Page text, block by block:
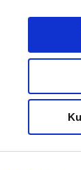
Særlige
produktområder